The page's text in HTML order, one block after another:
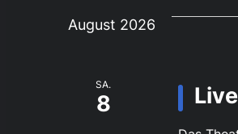
Veranstaltungen
August 2026
SA.
8